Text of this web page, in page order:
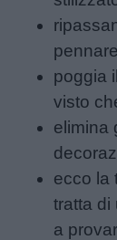
poggia
visto
elimina
ecco la
tratta di
a